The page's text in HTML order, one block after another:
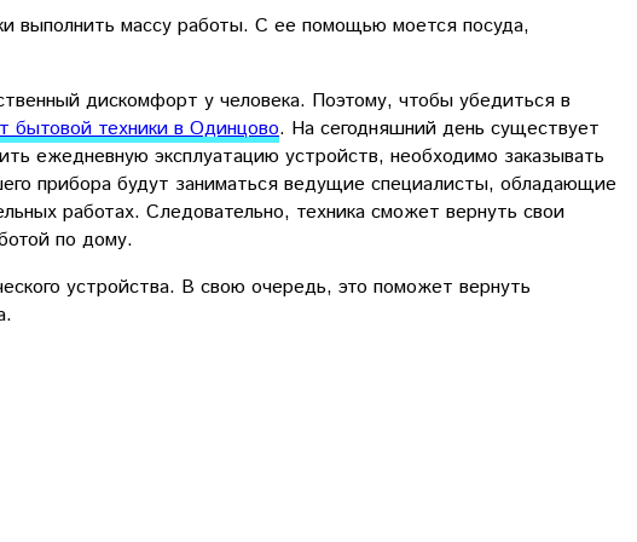
выполнить массу работы. С ее помощью моется посуда,
дискомфорт у человека. Поэтому, чтобы убедиться в
бытовой техники в Одинцово. На сегодняшний день существует
ежедневную эксплуатацию устройств, необходимо заказывать
прибора будут заниматься ведущие специалисты, обладающие
работах. Следовательно, техника сможет вернуть свои
по дому.
устройства. В свою очередь, это поможет вернуть